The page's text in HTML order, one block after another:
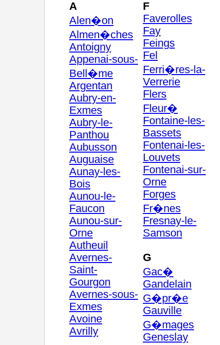
A
Alen�on
Almen�ches
Antoigny
Appenai-sous-
Bell�me
Argentan
Aubry-en-
Exmes
Aubry-le-
Panthou
Aubusson
Auguaise
Aunay-les-
Bois
Aunou-le-
Faucon
Aunou-sur-
Orne
Autheuil
Avernes-
Saint-
Gourgon
Avernes-sous-
Exmes
Avoine
Avrilly
F
Faverolles
Fay
Feings
Fel
Ferri�res-la-
Verrerie
Flers
Fleur�
Fontaine-les-
Bassets
Fontenai-les-
Louvets
Fontenai-sur-
Orne
Forges
Fr�nes
Fresnay-le-
Samson
G
Gac�
Gandelain
G�pr�e
Gauville
G�mages
Geneslay